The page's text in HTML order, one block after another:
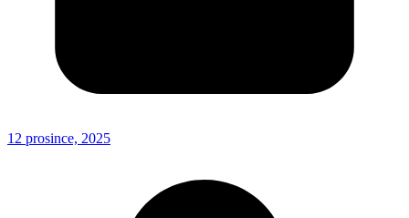
12 prosince, 2025